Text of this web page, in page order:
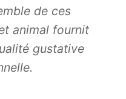
de ces
animal fournit
gustative